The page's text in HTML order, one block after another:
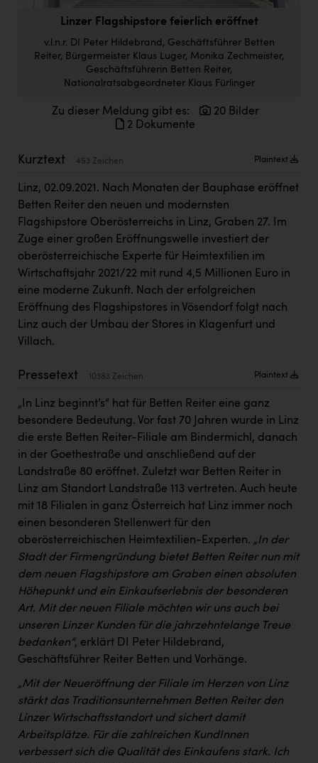
ERLUS AG
Fristads Austria
Immotech
INTERSPAR
INTERSPORT Austria
Jesolo
Jane Goodall Institute Austria
Kärcher
KEBA
KIWI Kinderwunsch Institut Dr. Loimer
KLIPP Frisör
Kleider Bauer
Kremsmüller Anlagenbau GmbH
Maximarkt
Oldtimer Raststationen und Motorhotels
Österreichischer Kachelofenverband
Orlen
PEZ
REMAX
RE/MAX Welcome
Resch&Frisch
Linzer Flagshipstore feierlich eröffnet
v.l.n.r. DI Peter Hildebrand, Geschäftsführer Betten
Reiter, Bürgermeister Klaus Luger, Monika Zechmeister,
Geschäftsführerin Betten Reiter,
Nationalratsabgeordneter Klaus Fürlinger
Zu dieser Meldung gibt es:
20 Bilder
2 Dokumente
Kurztext 453 Zeichen Plaintext
Linz, 02.09.2021. Nach Monaten der Bauphase eröffnet
Betten Reiter den neuen und modernsten
Flagshipstore Oberösterreichs in Linz, Graben 27. Im
Zuge einer großen Eröffnungswelle investiert der
oberösterreichische Experte für Heimtextilien im
Wirtschaftsjahr 2021/22 mit rund 4,5 Millionen Euro in
eine moderne Zukunft. Nach der erfolgreichen
Eröffnung des Flagshipstores in Vösendorf folgt nach
Linz auch der Umbau der Stores in Klagenfurt und
Villach.
Pressetext 10383 Zeichen Plaintext
„In Linz beginnt’s“ hat für Betten Reiter eine ganz
besondere Bedeutung. Vor fast 70 Jahren wurde in Linz
die erste Betten Reiter-Filiale am Bindermichl, danach
in der Goethestraße und anschließend auf der
Landstraße 80 eröffnet. Zuletzt war Betten Reiter in
Linz am Standort Landstraße 113 vertreten. Auch heute
mit 18 Filialen in ganz Österreich hat Linz immer noch
einen besonderen Stellenwert für den
oberösterreichischen Heimtextilien-Experten. „In der
Stadt der Firmengründung bietet Betten Reiter nun mit
dem neuen Flagshipstore am Graben einen absoluten
Höhepunkt und ein Einkaufserlebnis der besonderen
Art. Mit der neuen Filiale möchten wir uns auch bei
unseren Linzer Kunden für die jahrzehntelange Treue
bedanken“, erklärt DI Peter Hildebrand,
Geschäftsführer Reiter Betten und Vorhänge.
„Mit der Neueröffnung der Filiale im Herzen von Linz
stärkt das Traditionsunternehmen Betten Reiter den
Linzer Wirtschaftsstandort und sichert damit
Arbeitsplätze. Für die zahlreichen KundInnen
verbessert sich die Qualität des Einkaufens stark. Ich